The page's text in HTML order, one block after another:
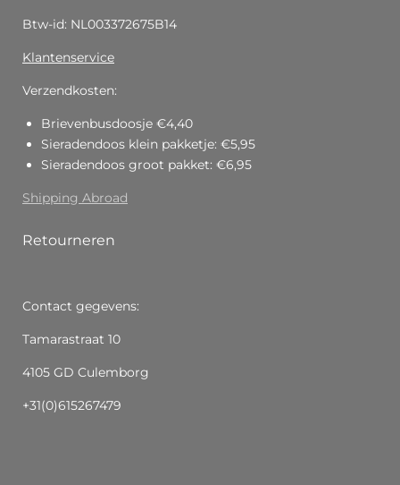
Btw-id: NL003372675B14
Klantenservice
Verzendkosten:
Brievenbusdoosje €4,40
Sieradendoos klein pakketje: €5,95
Sieradendoos groot pakket: €6,95
Shipping Abroad
Retourneren
Contact gegevens:
Tamarastraat 10
4105 GD Culemborg
+31(0)615267479